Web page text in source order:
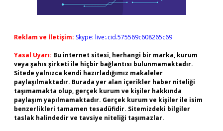
Reklam ve İletişim: Skype: live:.cid.575569c608265c69
Yasal Uyarı: Bu internet sitesi, herhangi bir marka, kurum
veya şahıs şirketi ile hiçbir bağlantısı bulunmamaktadır.
Sitede yalnızca kendi hazırladığımız makaleler
paylaşılmaktadır. Burada yer alan içerikler haber niteliği
taşımamakta olup, gerçek kurum ve kişiler hakkında
paylaşım yapılmamaktadır. Gerçek kurum ve kişiler ile isim
benzerlikleri tamamen tesadüfidir. Sitemizdeki bilgiler
taslak halindedir ve tavsiye niteliği taşımazlar.